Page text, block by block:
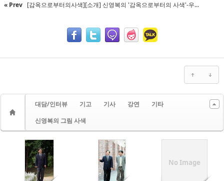
« Prev [감옥으로부터의사색][소개] 신영복의 '감옥으로부터의 사색'-우...
대담/인터뷰 기고 기사 강연
기타
신영복의 그림 사색
No Image